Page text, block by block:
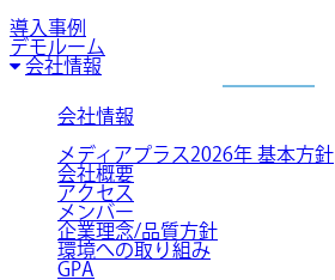
導入事例
デモルーム
会社情報
会社情報
メディアプラス2026年 基本方針
会社概要
アクセス
メンバー
企業理念/品質方針
環境への取り組み
GPA